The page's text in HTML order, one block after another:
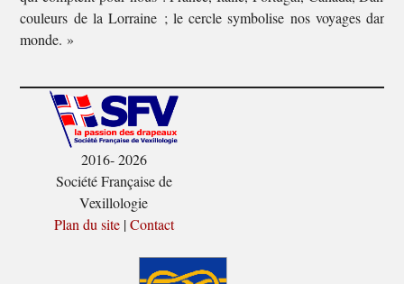
couleurs de la Lorraine ; le cercle symbolise nos voyages
monde. »
2016- 2026
Société Française de
Vexillologie
Plan du site|Contact